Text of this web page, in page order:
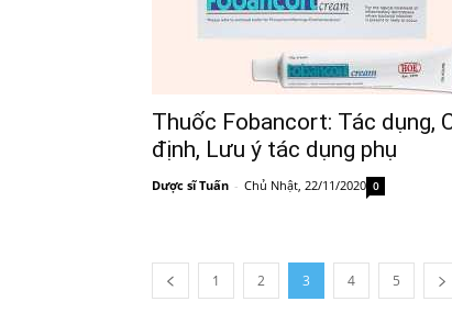
Thuốc Fobancort: Tác dụng,
định, Lưu ý tác dụng phụ
Dược sĩ Tuấn - Chủ Nhật, 22/11/2020 0
1 2 3 4 5